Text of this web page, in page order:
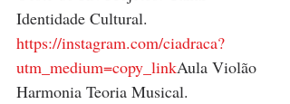
Identidade Cultural.
https://instagram.com/ciadraca?
utm_medium=copy_linkAula Violão
Harmonia Teoria Musical.